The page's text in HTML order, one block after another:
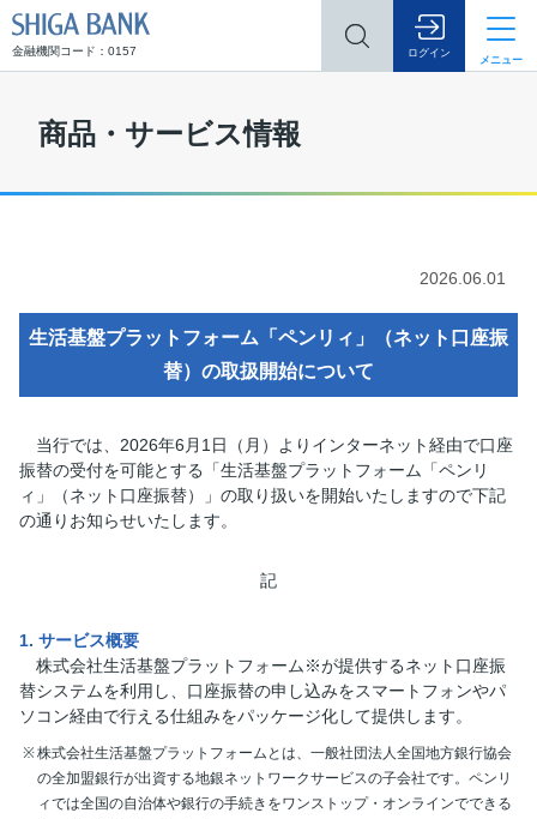
金融機関コード：0157 ログイン
メニュー
商品・サービス情報
2026.06.01
生活基盤プラットフォーム「ペンリィ」（ネット口座振
替）の取扱開始について
当行では、2026年6月1日（月）よりインターネット経由で口座
振替の受付を可能とする「生活基盤プラットフォーム「ペンリ
ィ」（ネット口座振替）」の取り扱いを開始いたしますので下記
の通りお知らせいたします。
記
1. サービス概要
株式会社生活基盤プラットフォーム※が提供するネット口座振
替システムを利用し、口座振替の申し込みをスマートフォンやパ
ソコン経由で行える仕組みをパッケージ化して提供します。
株式会社生活基盤プラットフォームとは、一般社団法人全国地方銀行協会
の全加盟銀行が出資する地銀ネットワークサービスの子会社です。ペンリ
ィでは全国の自治体や銀行の手続きをワンストップ・オンラインでできる